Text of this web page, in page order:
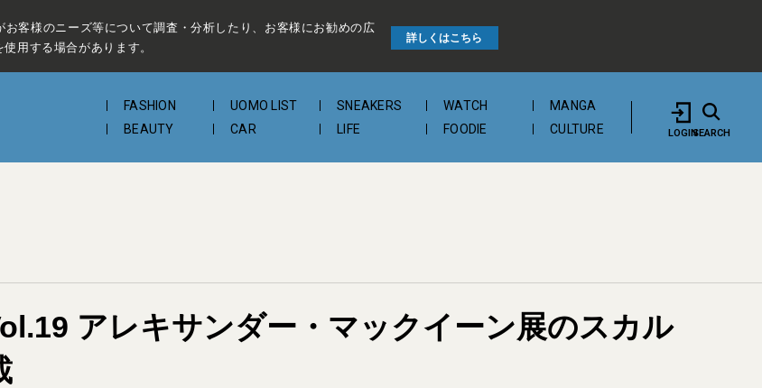
お客様のニーズ等について調査・分析したり、お客様にお勧めの広
用する場合があります。
詳しくはこちら
FASHION UOMO LIST SNEAKERS WATCH
MANGA
BEAUTY
CAR LIFE FOODIE CULTURE LOGINSEARCH
アレキサンダー・マックイーン展のスカル